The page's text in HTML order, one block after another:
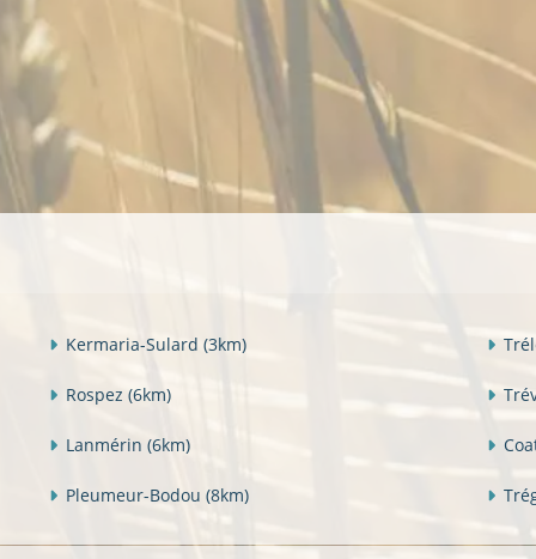
Kermaria-Sulard (3km)
Rospez (6km)
Lanmérin (6km)
Pleumeur-Bodou (8km)